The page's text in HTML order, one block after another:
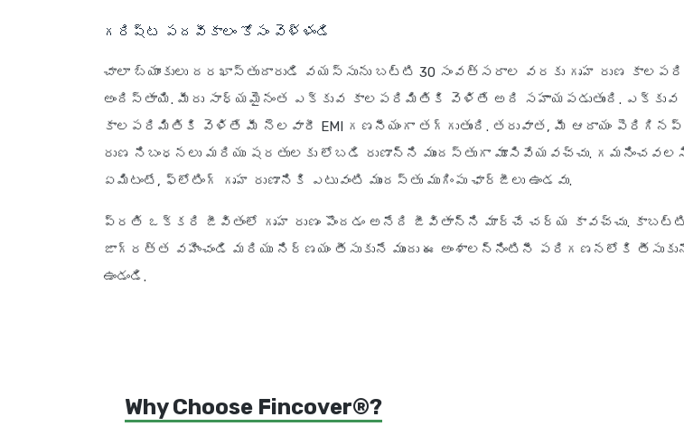
గరిష్ట పదవీకాలం కోసం వెళ్ళండి
చాలా బ్యాంకులు దరఖాస్తుదారుడి వయస్సును బట్టి 30 సంవత్సరాల వరకు గృహ రుణ
అందిస్తాయి. మీరు సాధ్యమైనంత ఎక్కువ కాలపరిమితికి వెళితే అది సహాయపడుతుంది. ఎక్కువ
కాలపరిమితికి వెళితే మీ నెలవారీ EMI గణనీయంగా తగ్గుతుంది. తరువాత, మీ ఆదాయం
రుణ నిబంధనలు మరియు షరతులకు లోబడి రుణాన్ని ముందస్తుగా మూసివేయవచ్చు.
ఏమిటంటే, ఫ్లోటింగ్ గృహ రుణానికి ఎటువంటి ముందస్తు ముగింపు ఛార్జీలు ఉండవు.
ప్రతి ఒక్కరి జీవితంలో గృహ రుణం పొందడం అనేది జీవితాన్ని మార్చే చర్య కావచ్చు.
జాగ్రత్త వహించండి మరియు నిర్ణయం తీసుకునే ముందు ఈ అంశాలన్నింటినీ పరిగణనలోకి
ఉండండి.
Why Choose Fincover®?